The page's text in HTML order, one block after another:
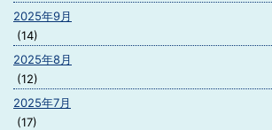
2025年9月
(14)
2025年8月
(12)
2025年7月
(17)